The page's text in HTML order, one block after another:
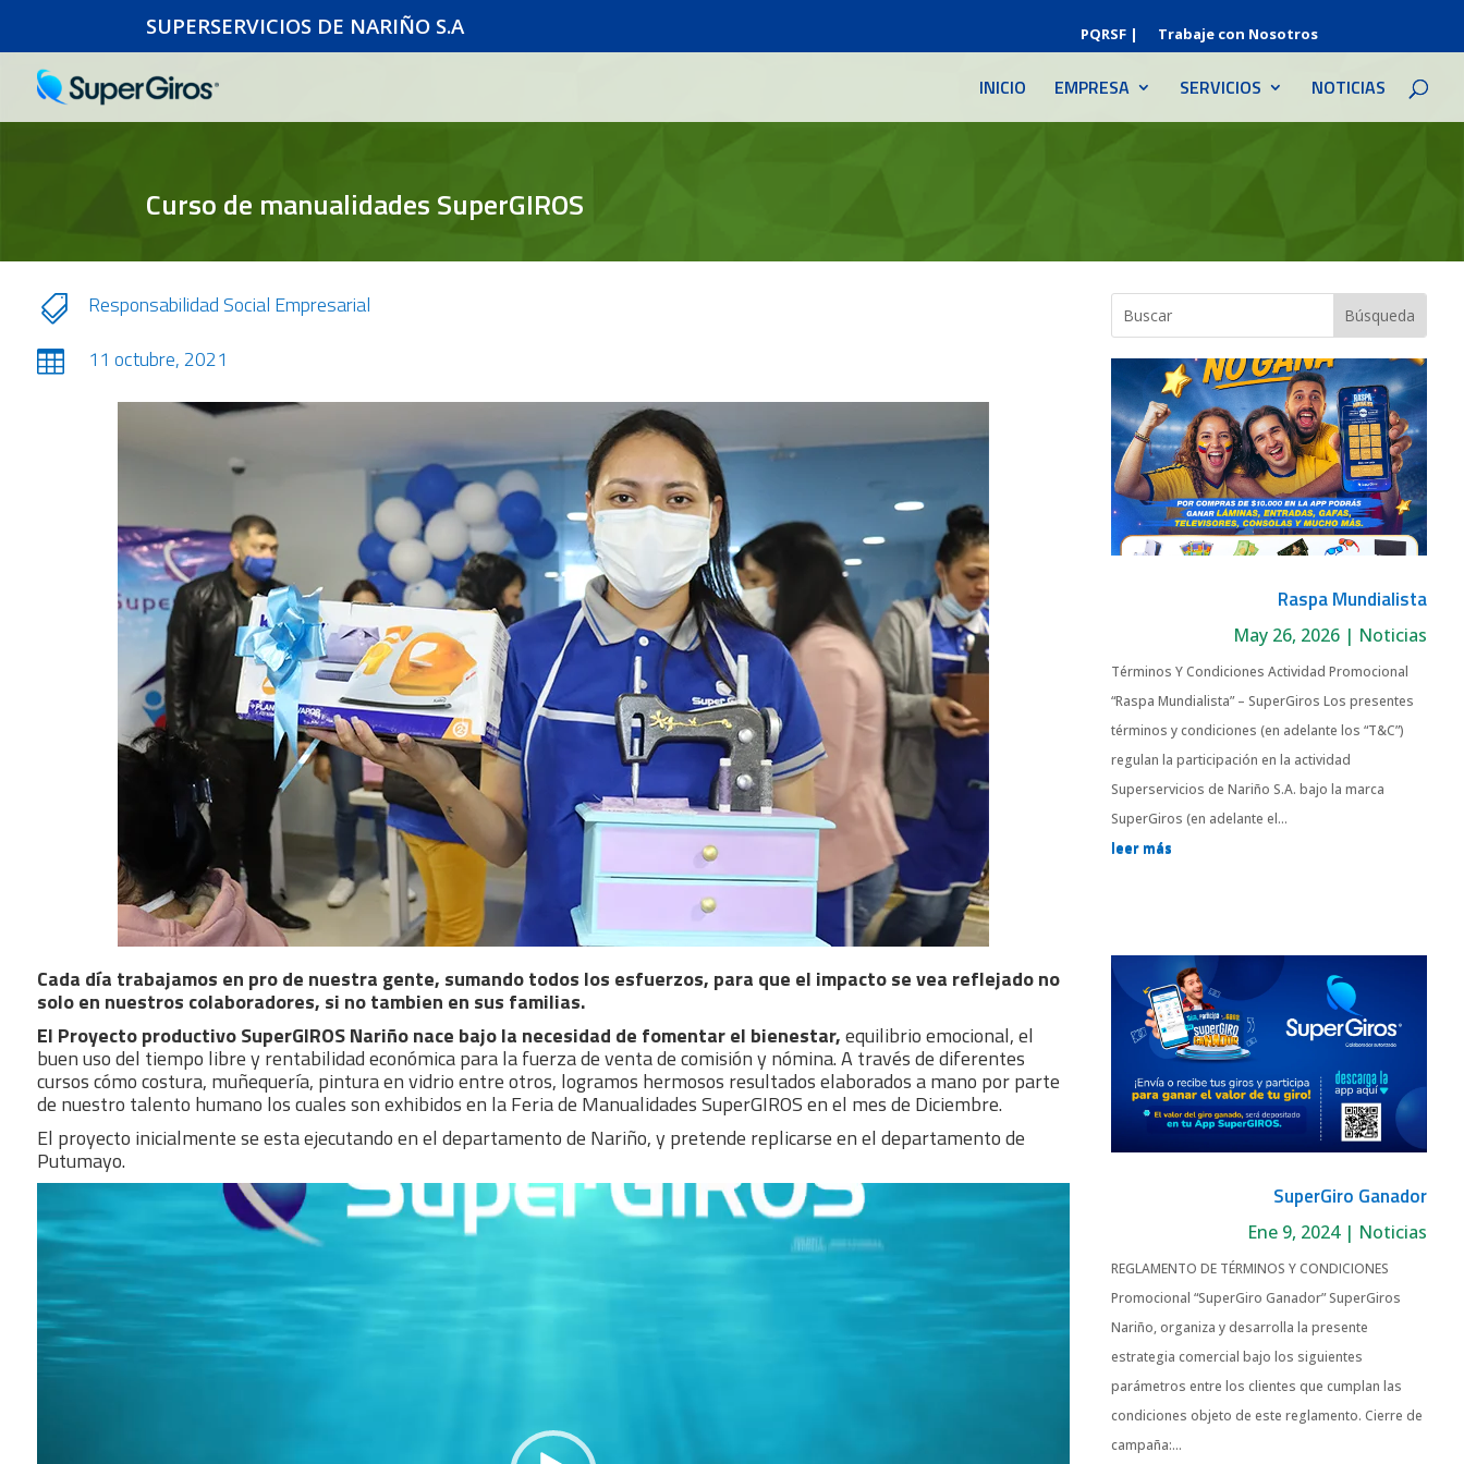
SUPERSERVICIOS DE NARIÑO S.A PQRSF | Trabaje con Nosotros
INICIO EMPRESA SERVICIOS NOTICIAS
Curso de manualidades SuperGIROS
 Responsabilidad Social Empresarial
 11 octubre, 2021
Cada día trabajamos en pro de nuestra gente, sumando todos los esfuerzos, para que el impacto se vea reflejado no
solo en nuestros colaboradores, si no tambien en sus familias.
El Proyecto productivo SuperGIROS Nariño nace bajo la necesidad de fomentar el bienestar,equilibrio emocional, el
buen uso del tiempo libre y rentabilidad económica para la fuerza de venta de comisión y nómina. A través de diferentes
cursos cómo costura, muñequería, pintura en vidrio entre otros, logramos hermosos resultados elaborados a mano por parte
de nuestro talento humano los cuales son exhibidos en la Feria de Manualidades SuperGIROS en el mes de Diciembre.
El proyecto inicialmente se esta ejecutando en el departamento de Nariño, y pretende replicarse en el departamento de
Putumayo.
Reproductor
de
vídeo
Raspa Mundialista
May 26, 2026 | Noticias
Términos Y Condiciones Actividad Promocional
“Raspa Mundialista” – SuperGiros Los presentes
términos y condiciones (en adelante los “T&C”)
regulan la participación en la actividad
Superservicios de Nariño S.A. bajo la marca
SuperGiros (en adelante el...
leer más
SuperGiro Ganador
Ene 9, 2024| Noticias
REGLAMENTO DE TÉRMINOS Y CONDICIONES
Promocional “SuperGiro Ganador” SuperGiros
Nariño, organiza y desarrolla la presente
estrategia comercial bajo los siguientes
parámetros entre los clientes que cumplan las
condiciones objeto de este reglamento. Cierre de
campaña:...